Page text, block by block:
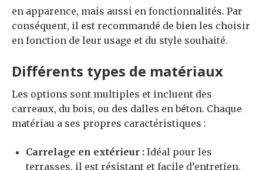
en apparence, mais aussi en fonctionnalités. Par
conséquent, il est recommandé de bien les choisir
en fonction de leur usage et du style souhaité.
Différents types de matériaux
Les options sont multiples et incluent des
carreaux, du bois, ou des dalles en béton. Chaque
matériau a ses propres caractéristiques :
Carrelage en extérieur : Idéal pour les
terrasses, il est résistant et facile d’entretien.